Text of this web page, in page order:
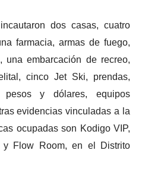
dos casas, cuatro
farmacia, armas de fuego,
una embarcación de recreo,
cinco Jet Ski, prendas,
pesos y dólares, equipos
evidencias vinculadas a la
ocupadas son Kodigo VIP,
y Flow Room, en el Distrito